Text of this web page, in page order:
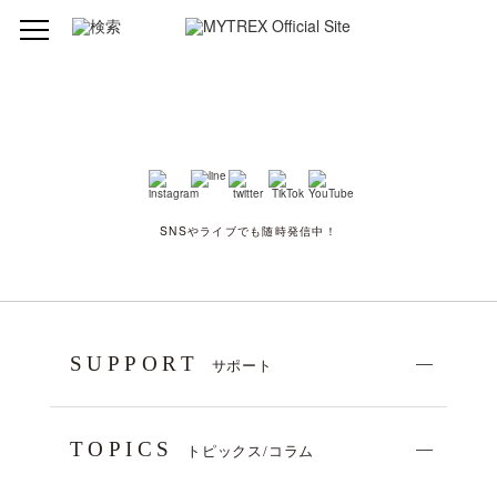
SNSやライブでも随時発信中！
SUPPORT サポート
TOPICS トピックス/コラム